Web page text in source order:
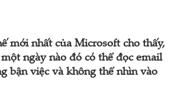
mới nhất của Microsoft cho thấy,
ngày nào đó có thể đọc email
bận việc và không thể nhìn vào